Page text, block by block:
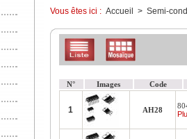
Vous êtes ici : Accueil > Semi-
N° Images Code
1 AH28